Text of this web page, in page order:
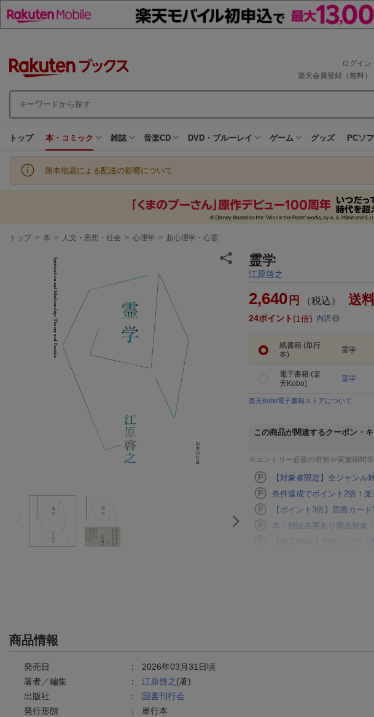
ログイン
楽天会員登録（無料）
トップ 本・コミック 雑誌 音楽CD DVD・ブルーレイ ゲーム グッズ PCソ
熊本地震による配送の影響について
現
トップ > 本 > 人文・思想・社会 > 心理学 > 超心理学・心霊
霊学
江原啓之
2,640 円 （税込） 送
24ポイント 1倍 内訳
紙書籍 (単行
本)
霊学
電子書籍 (楽
天Kobo)
霊学
楽天Kobo電子書籍ストアについて
この商品が関連するクーポン・
※エントリー必要の有無や実施期間
【対象者限定】全ジャン
条件達成でポイント2倍！
【ポイント3倍】図書カー
本・雑誌在庫あり商品対象
【楽天Kobo】初めての方
商品情報
発売日 ： 2026年03月31日頃
著者／編集
： 江原啓之(著)
出版社
：
国書刊行会
発行形態
： 単行本